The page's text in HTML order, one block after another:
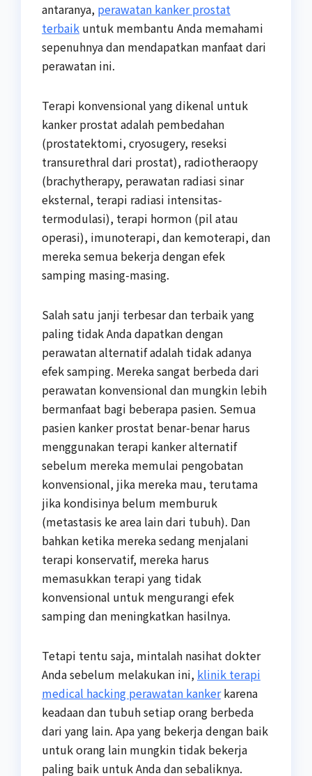
antaranya, perawatan kanker prostat
terbaik untuk membantu Anda memahami
sepenuhnya dan mendapatkan manfaat dari
perawatan ini.
Terapi konvensional yang dikenal untuk
kanker prostat adalah pembedahan
(prostatektomi, cryosugery, reseksi
transurethral dari prostat), radiotheraopy
(brachytherapy, perawatan radiasi sinar
eksternal, terapi radiasi intensitas-
termodulasi), terapi hormon (pil atau
operasi), imunoterapi, dan kemoterapi, dan
mereka semua bekerja dengan efek
samping masing-masing.
Salah satu janji terbesar dan terbaik yang
paling tidak Anda dapatkan dengan
perawatan alternatif adalah tidak adanya
efek samping. Mereka sangat berbeda dari
perawatan konvensional dan mungkin lebih
bermanfaat bagi beberapa pasien. Semua
pasien kanker prostat benar-benar harus
menggunakan terapi kanker alternatif
sebelum mereka memulai pengobatan
konvensional, jika mereka mau, terutama
jika kondisinya belum memburuk
(metastasis ke area lain dari tubuh). Dan
bahkan ketika mereka sedang menjalani
terapi konservatif, mereka harus
memasukkan terapi yang tidak
konvensional untuk mengurangi efek
samping dan meningkatkan hasilnya.
Tetapi tentu saja, mintalah nasihat dokter
Anda sebelum melakukan ini, klinik terapi
medical hacking perawatan kankerkarena
keadaan dan tubuh setiap orang berbeda
dari yang lain. Apa yang bekerja dengan baik
untuk orang lain mungkin tidak bekerja
paling baik untuk Anda dan sebaliknya.